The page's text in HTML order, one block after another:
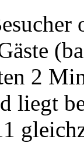
2
liegt